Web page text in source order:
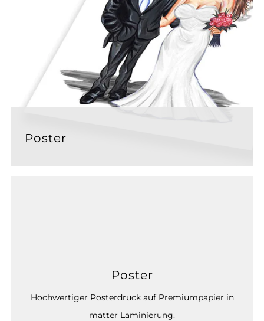
Poster
Poster
Hochwertiger Posterdruck auf Premiumpapier in
matter Laminierung.